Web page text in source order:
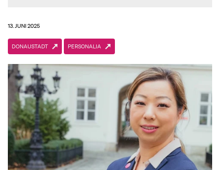
13. JUNI 2025
DONAUSTADT PERSONALIA